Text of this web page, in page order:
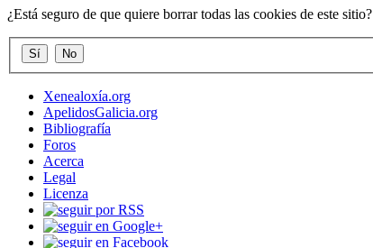
¿Está seguro de que quiere borrar todas las cookies de este sitio?
Xenealoxía.org
ApelidosGalicia.org
Bibliografía
Foros
Acerca
Legal
Licenza